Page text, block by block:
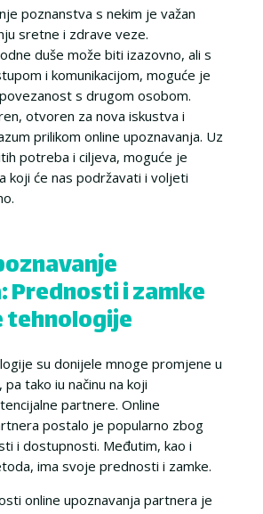
poznanstva s nekim je važan
sretne i zdrave veze.
duše može biti izazovno, ali s
i komunikacijom, moguće je
s drugom osobom.
otvoren za nova iskustva i
prilikom online upoznavanja. Uz
potreba i ciljeva, moguće je
koji će nas podržavati i voljeti
Prednosti i zamke
tehnologije
su donijele mnoge promjene u
pa tako iu načinu na koji
partnere. Online
postalo je popularno zbog
i dostupnosti. Međutim, kao i
ima svoje prednosti i zamke.
online upoznavanja partnera je